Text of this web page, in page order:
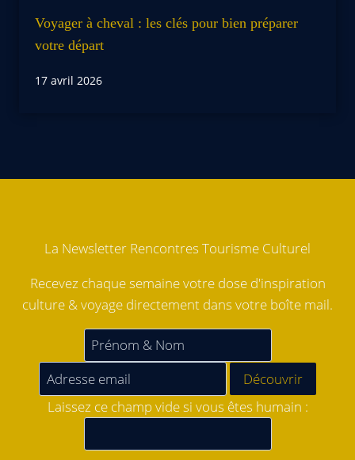
Voyager à cheval : les clés pour bien préparer
votre départ
17 avril 2026
La Newsletter Rencontres Tourisme Culturel
Recevez chaque semaine votre dose d'inspiration
culture & voyage directement dans votre boîte mail.
Laissez ce champ vide si vous êtes humain :